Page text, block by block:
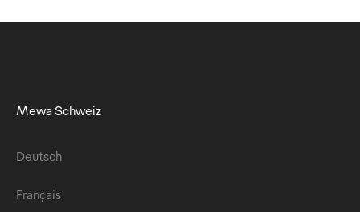
Mewa Schweiz
Deutsch
Français